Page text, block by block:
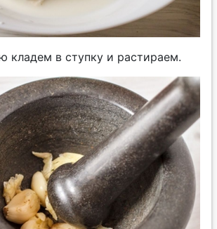
кладем в ступку и растираем.